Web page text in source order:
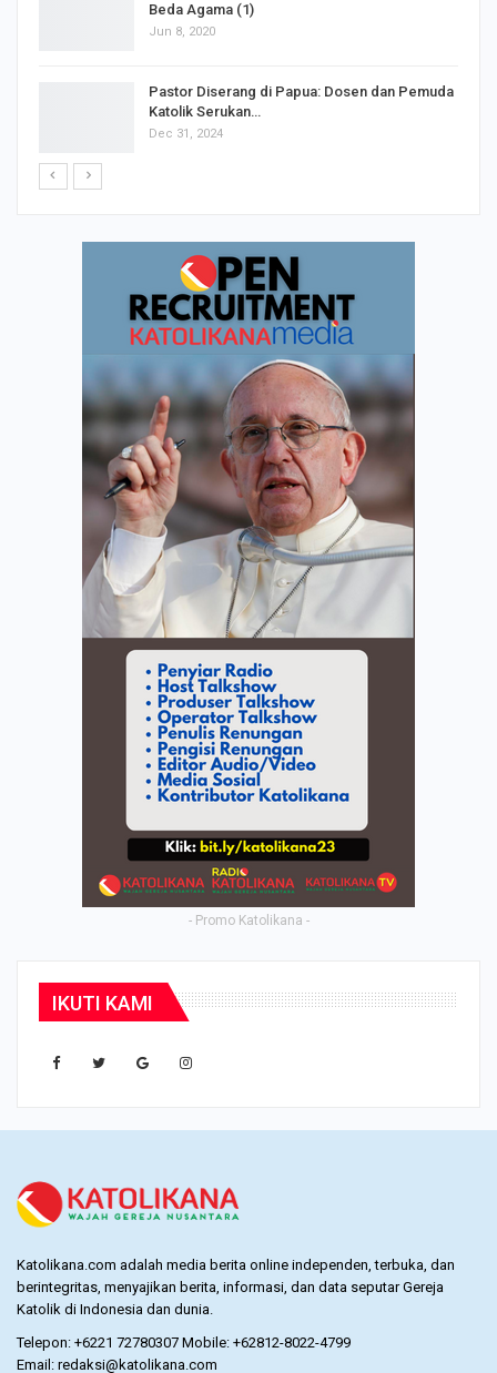
Beda Agama (1)
Jun 8, 2020
Pastor Diserang di Papua: Dosen dan Pemuda
Katolik Serukan…
Dec 31, 2024
- Promo Katolikana -
IKUTI KAMI
Katolikana.com adalah media berita online independen, terbuka, dan
berintegritas, menyajikan berita, informasi, dan data seputar Gereja
Katolik di Indonesia dan dunia.
Telepon: +6221 72780307 Mobile: +62812-8022-4799
Email: redaksi@katolikana.com